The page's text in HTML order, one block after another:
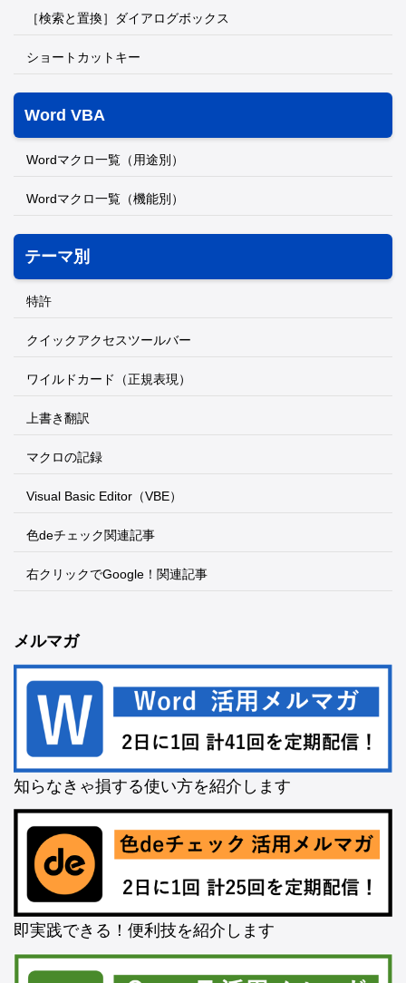
［検索と置換］ダイアログボックス
ショートカットキー
Word VBA
Wordマクロ一覧（用途別）
Wordマクロ一覧（機能別）
テーマ別
特許
クイックアクセスツールバー
ワイルドカード（正規表現）
上書き翻訳
マクロの記録
Visual Basic Editor（VBE）
色deチェック関連記事
右クリックでGoogle！関連記事
メルマガ
知らなきゃ損する使い方を紹介します
即実践できる！便利技を紹介します